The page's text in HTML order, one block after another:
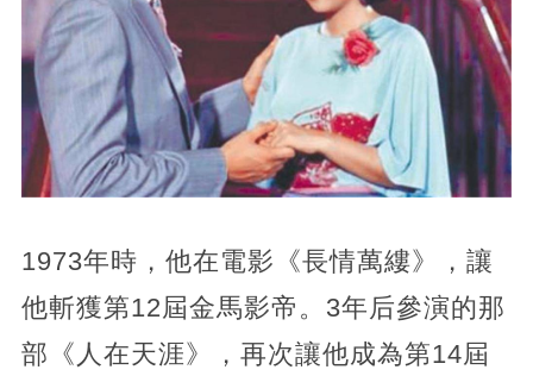
1973年時，他在電影《長情萬縷》，讓
他斬獲第12屆金馬影帝。3年后參演的那
部《人在天涯》，再次讓他成為第14屆